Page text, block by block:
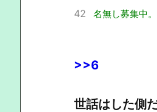
42 名無し募集中。
>>6
世話はした側